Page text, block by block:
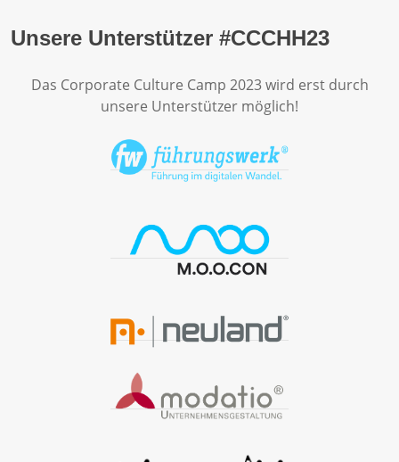
Unsere Unterstützer #CCCHH23
Das Corporate Culture Camp 2023 wird erst durch
unsere Unterstützer möglich!